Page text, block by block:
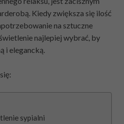
Kiedy zwiększa się ilość
na sztuczne
najlepiej wybrać, by
i elegancką.
sypialni